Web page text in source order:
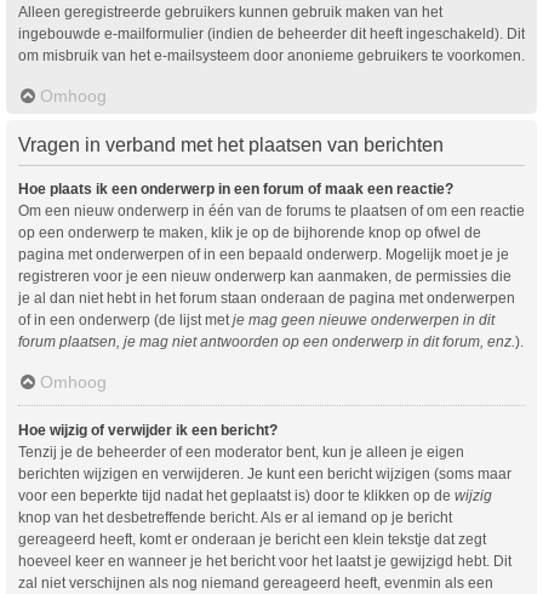
Alleen geregistreerde gebruikers kunnen gebruik maken van het
ingebouwde e-mailformulier (indien de beheerder dit heeft ingeschakeld). Dit
om misbruik van het e-mailsysteem door anonieme gebruikers te voorkomen.
Omhoog
Vragen in verband met het plaatsen van berichten
Hoe plaats ik een onderwerp in een forum of maak een reactie?
Om een nieuw onderwerp in één van de forums te plaatsen of om een reactie
op een onderwerp te maken, klik je op de bijhorende knop op ofwel de
pagina met onderwerpen of in een bepaald onderwerp. Mogelijk moet je je
registreren voor je een nieuw onderwerp kan aanmaken, de permissies die
je al dan niet hebt in het forum staan onderaan de pagina met onderwerpen
of in een onderwerp (de lijst met je mag geen nieuwe onderwerpen in dit
forum plaatsen, je mag niet antwoorden op een onderwerp in dit forum, enz. ).
Omhoog
Hoe wijzig of verwijder ik een bericht?
Tenzij je de beheerder of een moderator bent, kun je alleen je eigen
berichten wijzigen en verwijderen. Je kunt een bericht wijzigen (soms maar
voor een beperkte tijd nadat het geplaatst is) door te klikken op de wijzig
knop van het desbetreffende bericht. Als er al iemand op je bericht
gereageerd heeft, komt er onderaan je bericht een klein tekstje dat zegt
hoeveel keer en wanneer je het bericht voor het laatst je gewijzigd hebt. Dit
zal niet verschijnen als nog niemand gereageerd heeft, evenmin als een